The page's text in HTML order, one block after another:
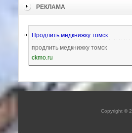
РЕКЛАМА
Продлить медкнижку томск
продлить медкнижку томск
ckmo.ru
Copyright ©